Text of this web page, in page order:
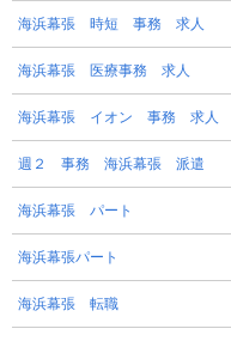
海浜幕張 時短 事務 求人
海浜幕張 医療事務 求人
海浜幕張 イオン 事務 求人
週２ 事務 海浜幕張 派遣
海浜幕張 パート
海浜幕張パート
海浜幕張 転職